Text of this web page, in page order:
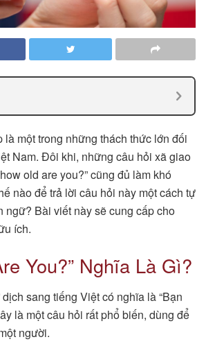
một trong những thách thức lớn đối
Nam. Đôi khi, những câu hỏi xã giao
old are you?” cũng đủ làm khó
nào để trả lời câu hỏi này một cách tự
ngữ? Bài viết này sẽ cung cấp cho
ích.
You?” Nghĩa Là Gì?
dịch sang tiếng Việt có nghĩa là “Bạn
là một câu hỏi rất phổ biến, dùng để
người.